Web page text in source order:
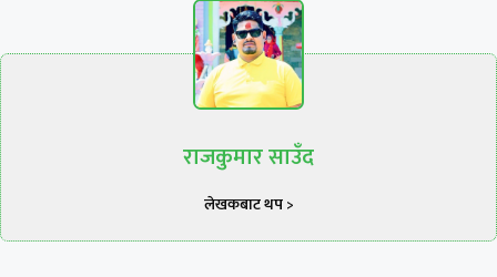
राजकुमार साउँद
लेखकबाट थप >